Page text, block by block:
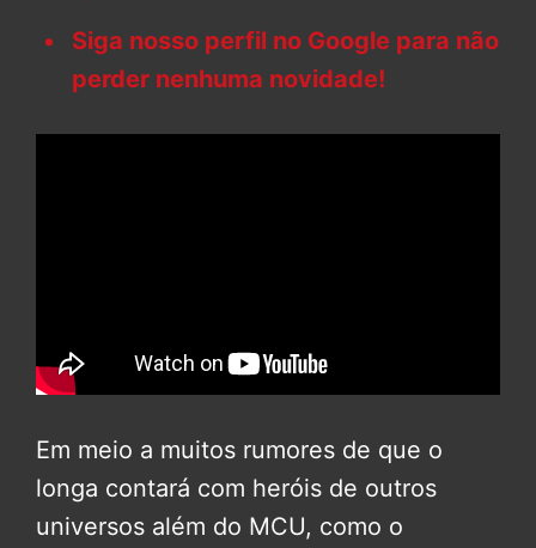
Siga nosso perfil no Google para não
perder nenhuma novidade!
Em meio a muitos rumores de que o
longa contará com heróis de outros
universos além do MCU, como o